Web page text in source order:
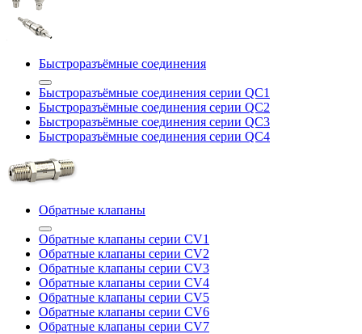
Быстроразъёмные соединения
Быстроразъёмные соединения серии QC1
Быстроразъёмные соединения серии QC2
Быстроразъёмные соединения серии QC3
Быстроразъёмные соединения серии QC4
Обратные клапаны
Обратные клапаны серии CV1
Обратные клапаны серии CV2
Обратные клапаны серии CV3
Обратные клапаны серии CV4
Обратные клапаны серии CV5
Обратные клапаны серии CV6
Обратные клапаны серии CV7